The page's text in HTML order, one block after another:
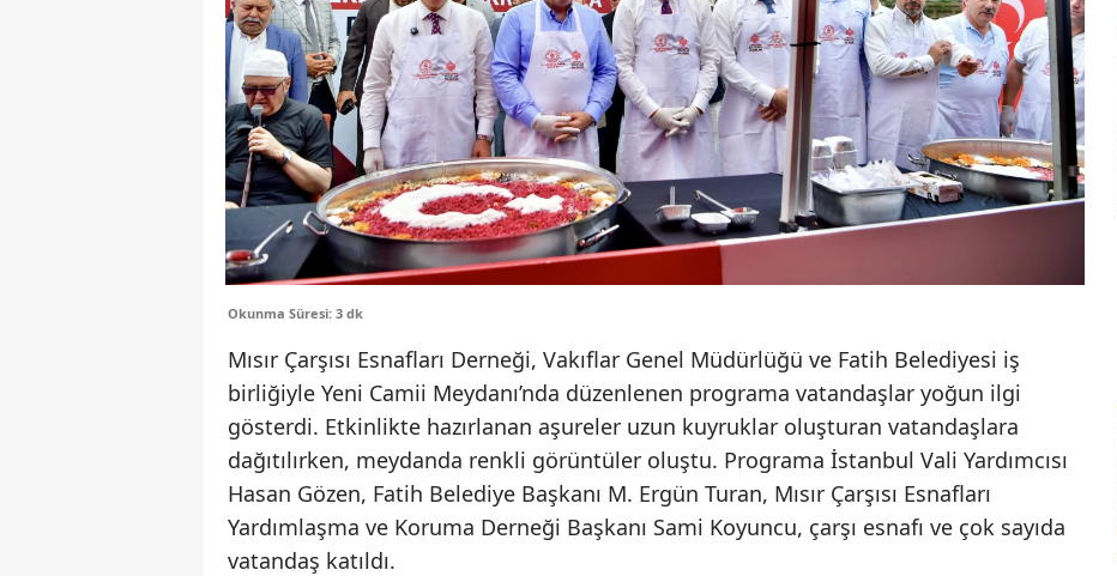
Okunma Süresi: 3 dk
Mısır Çarşısı Esnafları Derneği, Vakıflar Genel Müdürlüğü ve Fatih Belediyesi iş
birliğiyle Yeni Camii Meydanı’nda düzenlenen programa vatandaşlar yoğun ilgi
gösterdi. Etkinlikte hazırlanan aşureler uzun kuyruklar oluşturan vatandaşlara
dağıtılırken, meydanda renkli görüntüler oluştu. Programa İstanbul Vali Yardımcısı
Hasan Gözen, Fatih Belediye Başkanı M. Ergün Turan, Mısır Çarşısı Esnafları
Yardımlaşma ve Koruma Derneği Başkanı Sami Koyuncu, çarşı esnafı ve çok sayıda
vatandaş katıldı.